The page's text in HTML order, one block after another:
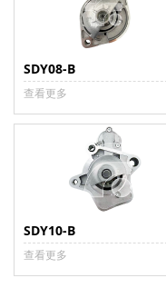
SDY08-B
查看更多
SDY10-B
查看更多